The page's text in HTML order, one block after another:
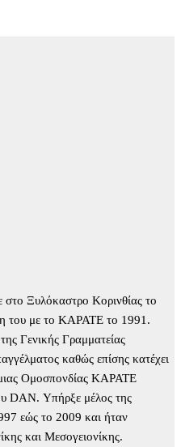
Ξυλόκαστρο Κορινθίας το
του με το ΚΑΡΑΤΕ το 1991.
Γενικής Γραμματείας
καθώς επίσης κατέχει
Ομοσπονδίας ΚΑΡΑΤΕ
DAN. Υπήρξε μέλος της
εώς το 2009 και ήταν
και Μεσογειονίκης.